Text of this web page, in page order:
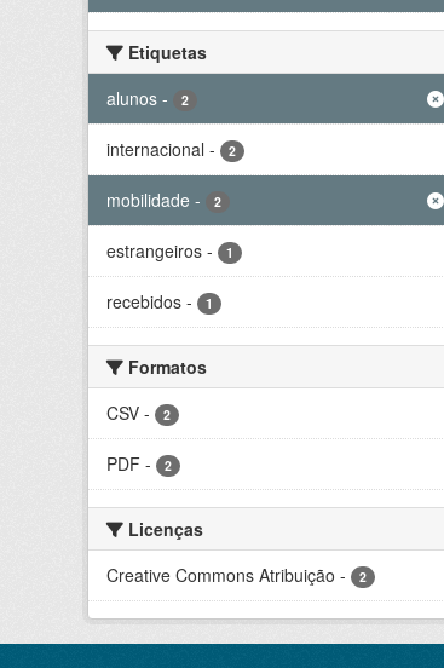
Etiquetas
alunos - 2
internacional - 2
mobilidade - 2
estrangeiros - 1
recebidos - 1
Formatos
CSV - 2
PDF - 2
Licenças
Creative Commons Atribuição - 2